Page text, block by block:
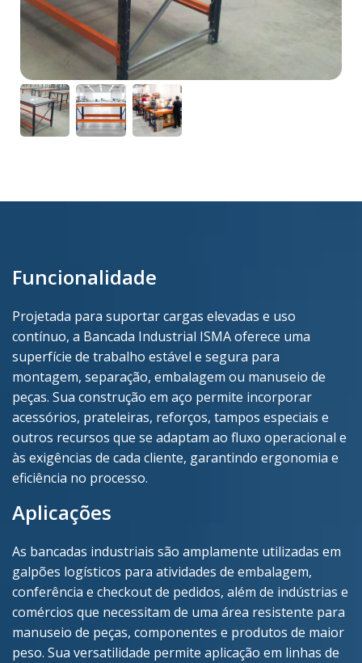
Funcionalidade
Projetada para suportar cargas elevadas e uso
contínuo, a Bancada Industrial ISMA oferece uma
superfície de trabalho estável e segura para
montagem, separação, embalagem ou manuseio de
peças. Sua construção em aço permite incorporar
acessórios, prateleiras, reforços, tampos especiais e
outros recursos que se adaptam ao fluxo operacional e
às exigências de cada cliente, garantindo ergonomia e
eficiência no processo.
Aplicações
As bancadas industriais são amplamente utilizadas em
galpões logísticos para atividades de embalagem,
conferência e checkout de pedidos, além de indústrias e
comércios que necessitam de uma área resistente para
manuseio de peças, componentes e produtos de maior
peso. Sua versatilidade permite aplicação em linhas de